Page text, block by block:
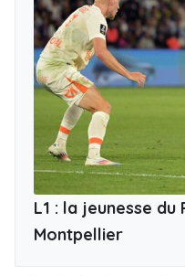
L1 : la jeunesse
Montpellier